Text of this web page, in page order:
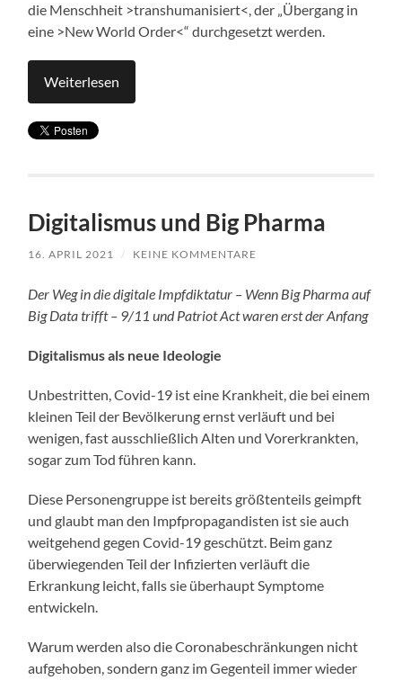
die Menschheit >transhumanisiert<, der „Übergang in
eine >New World Order<“ durchgesetzt werden.
Weiterlesen
Digitalismus und Big Pharma
16. APRIL 2021 / KEINE KOMMENTARE
Der Weg in die digitale Impfdiktatur – Wenn Big Pharma auf
Big Data trifft – 9/11 und Patriot Act waren erst der Anfang
Digitalismus als neue Ideologie
Unbestritten, Covid-19 ist eine Krankheit, die bei einem
kleinen Teil der Bevölkerung ernst verläuft und bei
wenigen, fast ausschließlich Alten und Vorerkrankten,
sogar zum Tod führen kann.
Diese Personengruppe ist bereits größtenteils geimpft
und glaubt man den Impfpropagandisten ist sie auch
weitgehend gegen Covid-19 geschützt. Beim ganz
überwiegenden Teil der Infizierten verläuft die
Erkrankung leicht, falls sie überhaupt Symptome
entwickeln.
Warum werden also die Coronabeschränkungen nicht
aufgehoben, sondern ganz im Gegenteil immer wieder